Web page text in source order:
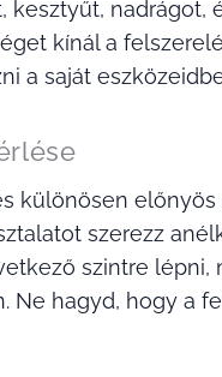
kesztyűt,
kínál a
a saját
különösen
szerezz
szintre
Ne hagyd, hogy a